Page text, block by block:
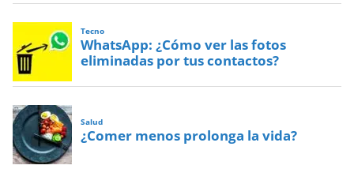
Tecno
WhatsApp: ¿Cómo ver las fotos
eliminadas por tus contactos?
Salud
¿Comer menos prolonga la vida?